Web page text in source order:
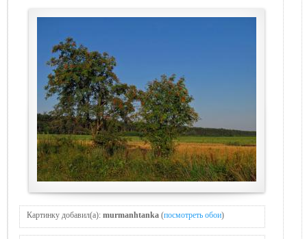
Картинку добавил(а): murmanhtanka (посмотреть обои)